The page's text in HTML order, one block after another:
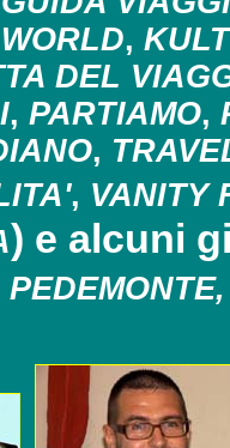
,
DEL
, PARTIAMO,
,
, VANITY
) e alcuni